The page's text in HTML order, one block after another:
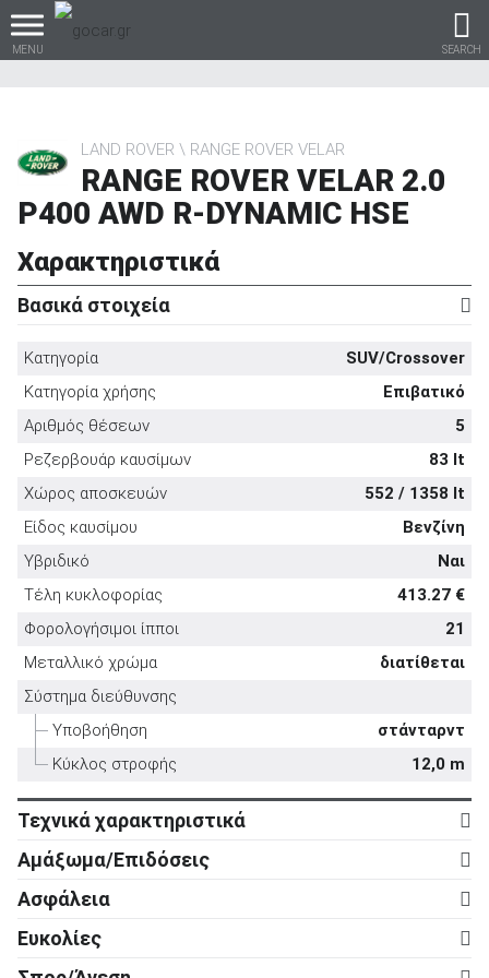
MENU SEARCH
Βρες τα πάντα για το
αυτοκίνητο!
Καινούρια
Μεταχειρισμένα
ΑΝΑΖΗΤΗΣΗ
Επιχειρήσεις
LAND ROVER RANGE ROVER VELAR
RANGE ROVER VELAR 2.0
P400 AWD R-DYNAMIC HSE
Χαρακτηριστικά
Βασικά στοιχεία
Κατηγορία
SUV/Crossover
Κατηγορία χρήσης
Επιβατικό
Αριθμός θέσεων
5
Ρεζερβουάρ καυσίμων
83 lt
Χώρος αποσκευών
552 / 1358 lt
Είδος καυσίμου
Βενζίνη
Υβριδικό
Ναι
Τέλη κυκλοφορίας
413.27 €
Φορολογήσιμοι ίπποι
21
Μεταλλικό χρώμα
διατίθεται
Σύστημα διεύθυνσης
Υποβοήθηση
στάνταρντ
Κύκλος στροφής
12,0 m
Τεχνικά χαρακτηριστικά
Κινητήρας
Κύλινδροι
6
Βαλβίδες
24
Κυβισμός
2.995 cc
Ισχύς
400 ps
Αμάξωμα/Επιδόσεις
Αμάξωμα
Τύπος
5d
Αριθμός θυρών
5
Ασφάλεια
Ενεργητική ασφάλεια
ABS
στάνταρντ
Ευκολίες
Ρυθμιζόμενο τιμόνι σε ύψος